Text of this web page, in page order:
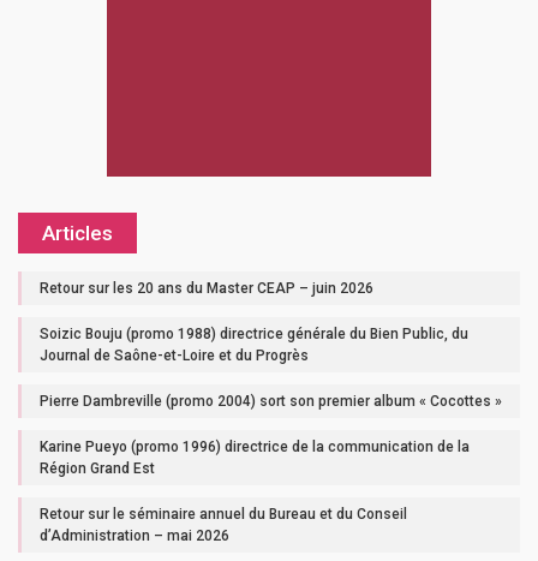
Articles
Retour sur les 20 ans du Master CEAP – juin 2026
Soizic Bouju (promo 1988) directrice générale du Bien Public, du
Journal de Saône-et-Loire et du Progrès
Pierre Dambreville (promo 2004) sort son premier album « Cocottes »
Karine Pueyo (promo 1996) directrice de la communication de la
Région Grand Est
Retour sur le séminaire annuel du Bureau et du Conseil
d’Administration – mai 2026